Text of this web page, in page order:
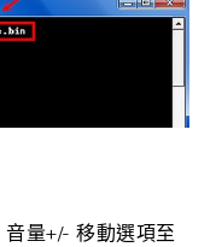
量+/- 移動選項至